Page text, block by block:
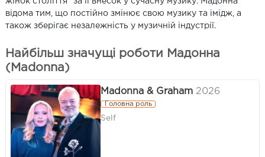
відома тим, що постійно змінює свою музику та імідж, а
також зберігає незалежність у музичній індустрії.
Найбільш значущі роботи Мадонна
(Madonna)
Madonna & Graham 2026
Головна роль
Self